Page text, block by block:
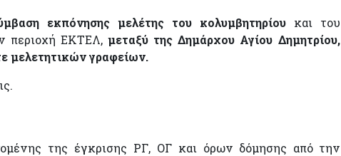
εκπόνησης μελέτης του κολυμβητηρίουκαι του
περιοχή ΕΚΤΕΛ, μεταξύ της Δημάρχου Αγίου Δημητρίου,
μελετητικών γραφείων.
της έγκρισης ΡΓ, ΟΓ και όρων δόμησης από την